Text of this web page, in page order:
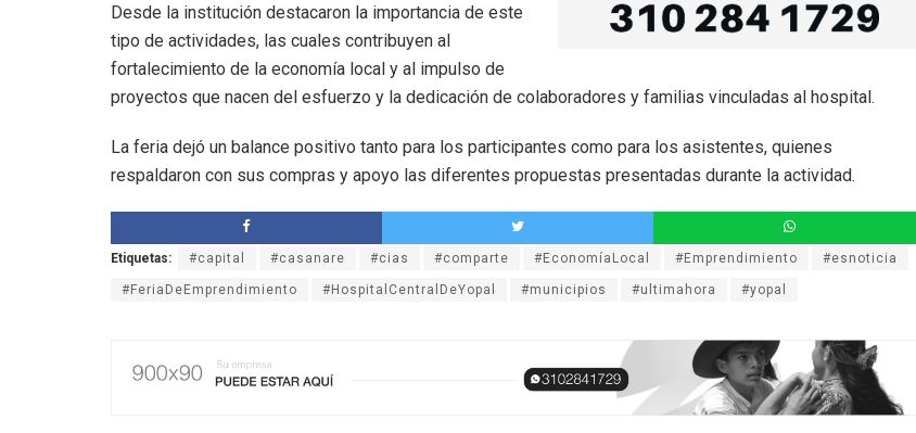
Desde la institución destacaron la importancia de este
tipo de actividades, las cuales contribuyen al
fortalecimiento de la economía local y al impulso de
proyectos que nacen del esfuerzo y la dedicación de colaboradores y familias vinculadas al hospital.
La feria dejó un balance positivo tanto para los participantes como para los asistentes, quienes
respaldaron con sus compras y apoyo las diferentes propuestas presentadas durante la actividad.
Etiquetas: #capital #casanare #cias #comparte #EconomíaLocal #Emprendimiento #esnoticia
#FeriaDeEmprendimiento #HospitalCentralDeYopal #municipios #ultimahora #yopal